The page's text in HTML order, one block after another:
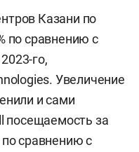
Казани по
по сравнению с
го,
Увеличение
и сами
посещаемость за
сравнению с